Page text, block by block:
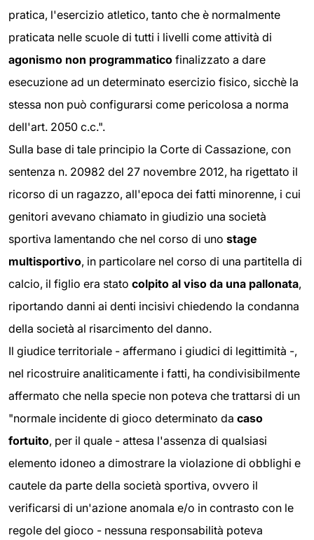
pratica, l'esercizio atletico, tanto che è normalmente
praticata nelle scuole di tutti i livelli come attività di
agonismo non programmatico finalizzato a dare
esecuzione ad un determinato esercizio fisico, sicchè la
stessa non può configurarsi come pericolosa a norma
dell'art. 2050 c.c.".
Sulla base di tale principio la Corte di Cassazione, con
sentenza n. 20982 del 27 novembre 2012, ha rigettato il
ricorso di un ragazzo, all'epoca dei fatti minorenne, i cui
genitori avevano chiamato in giudizio una società
sportiva lamentando che nel corso di uno stage
multisportivo, in particolare nel corso di una partitella di
calcio, il figlio era stato colpito al viso da una pallonata,
riportando danni ai denti incisivi chiedendo la condanna
della società al risarcimento del danno.
Il giudice territoriale - affermano i giudici di legittimità -,
nel ricostruire analiticamente i fatti, ha condivisibilmente
affermato che nella specie non poteva che trattarsi di un
"normale incidente di gioco determinato da caso
fortuito, per il quale - attesa l'assenza di qualsiasi
elemento idoneo a dimostrare la violazione di obblighi e
cautele da parte della società sportiva, ovvero il
verificarsi di un'azione anomala e/o in contrasto con le
regole del gioco - nessuna responsabilità poteva